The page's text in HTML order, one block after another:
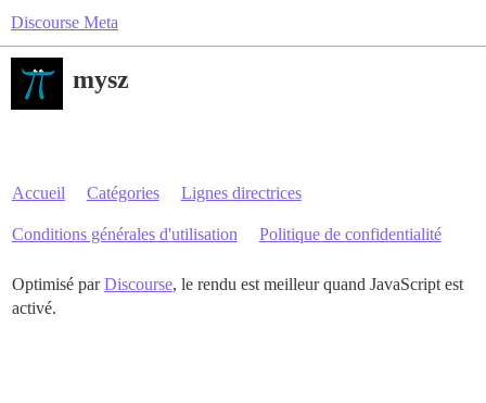
Discourse Meta
mysz
Accueil Catégories Lignes directrices
Conditions générales d'utilisation Politique de confidentialité
Optimisé parDiscourse, le rendu est meilleur quand JavaScript est
activé.